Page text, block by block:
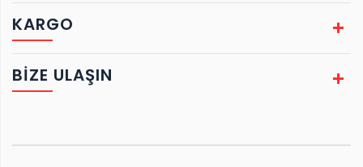
KARGO
BIZE ULAŞIN